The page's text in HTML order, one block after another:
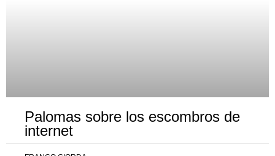
Palomas sobre los escombros de
internet